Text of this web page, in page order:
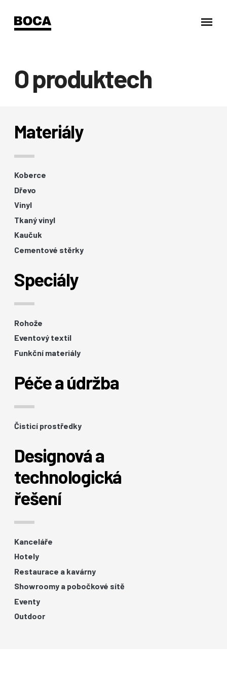
O produktech
Materiály
Koberce
Dřevo
Vinyl
Tkaný vinyl
Kaučuk
Cementové stěrky
Speciály
Rohože
Eventový textil
Funkční materiály
Péče a údržba
Čisticí prostředky
Designová a
technologická
řešení
Kanceláře
Hotely
Restaurace a kavárny
Showroomy a pobočkové sítě
Eventy
Outdoor